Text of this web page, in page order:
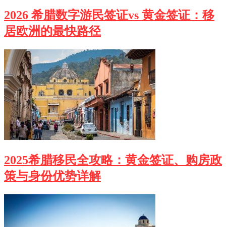
2026 希腊数字游民签证vs 黄金签证：移
居欧洲的最快路径
2025希腊移民全攻略：黄金签证、购房政
策与身份优势详解